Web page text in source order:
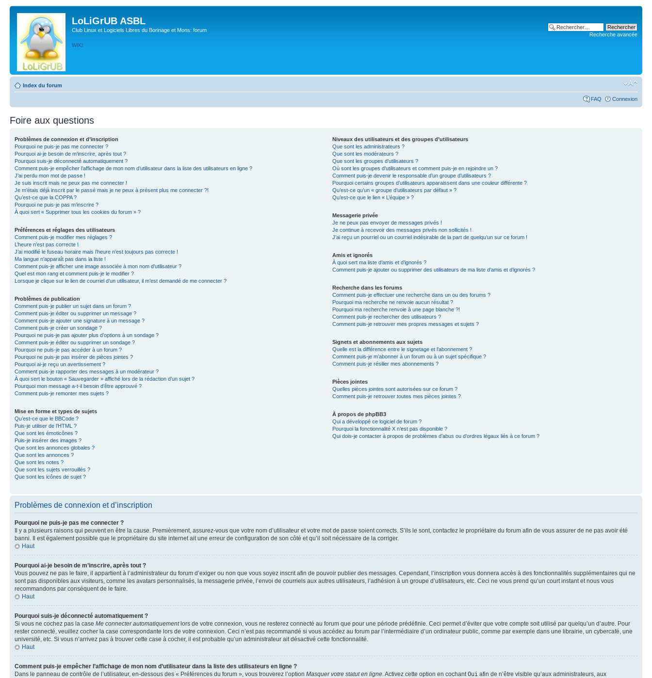
LoLiGrUB ASBL
Club Linux et Logiciels Libres du Borinage et Mons: forum
WIKI
Recherche avancée
Index du forum
FAQ Connexion
Foire aux questions
Problèmes de connexion et d’inscription
Pourquoi ne puis-je pas me connecter ?
Pourquoi ai-je besoin de m’inscrire, après tout ?
Pourquoi suis-je déconnecté automatiquement ?
Comment puis-je empêcher l’affichage de mon nom d’utilisateur dans la liste des utilisateurs en ligne ?
J’ai perdu mon mot de passe !
Je suis inscrit mais ne peux pas me connecter !
Je m’étais déjà inscrit par le passé mais je ne peux à présent plus me connecter ?!
Qu’est-ce que la COPPA ?
Pourquoi ne puis-je pas m’inscrire ?
À quoi sert « Supprimer tous les cookies du forum » ?
Préférences et réglages des utilisateurs
Comment puis-je modifier mes réglages ?
L’heure n’est pas correcte !
J’ai modifié le fuseau horaire mais l’heure n’est toujours pas correcte !
Ma langue n’apparaît pas dans la liste !
Comment puis-je afficher une image associée à mon nom d’utilisateur ?
Quel est mon rang et comment puis-je le modifier ?
Lorsque je clique sur le lien de courriel d’un utilisateur, il m’est demandé de me connecter ?
Problèmes de publication
Comment puis-je publier un sujet dans un forum ?
Comment puis-je éditer ou supprimer un message ?
Comment puis-je ajouter une signature à un message ?
Comment puis-je créer un sondage ?
Pourquoi ne puis-je pas ajouter plus d’options à un sondage ?
Comment puis-je éditer ou supprimer un sondage ?
Pourquoi ne puis-je pas accéder à un forum ?
Pourquoi ne puis-je pas insérer de pièces jointes ?
Pourquoi ai-je reçu un avertissement ?
Comment puis-je rapporter des messages à un modérateur ?
À quoi sert le bouton « Sauvegarder » affiché lors de la rédaction d’un sujet ?
Pourquoi mon message a-t-il besoin d’être approuvé ?
Comment puis-je remonter mes sujets ?
Mise en forme et types de sujets
Qu’est-ce que le BBCode ?
Puis-je utiliser de l’HTML ?
Que sont les émoticônes ?
Puis-je insérer des images ?
Que sont les annonces globales ?
Que sont les annonces ?
Que sont les notes ?
Que sont les sujets verrouillés ?
Que sont les icônes de sujet ?
Niveaux des utilisateurs et des groupes d’utilisateurs
Que sont les administrateurs ?
Que sont les modérateurs ?
Que sont les groupes d’utilisateurs ?
Où sont les groupes d’utilisateurs et comment puis-je en rejoindre un ?
Comment puis-je devenir le responsable d’un groupe d’utilisateurs ?
Pourquoi certains groupes d’utilisateurs apparaissent dans une couleur différente ?
Qu’est-ce qu’un « groupe d’utilisateurs par défaut » ?
Qu’est-ce que le lien « L’équipe » ?
Messagerie privée
Je ne peux pas envoyer de messages privés !
Je continue à recevoir des messages privés non sollicités !
J’ai reçu un pourriel ou un courriel indésirable de la part de quelqu’un sur ce forum !
Amis et ignorés
À quoi sert ma liste d’amis et d’ignorés ?
Comment puis-je ajouter ou supprimer des utilisateurs de ma liste d’amis et d’ignorés ?
Recherche dans les forums
Comment puis-je effectuer une recherche dans un ou des forums ?
Pourquoi ma recherche ne renvoie aucun résultat ?
Pourquoi ma recherche renvoie à une page blanche ?!
Comment puis-je rechercher des utilisateurs ?
Comment puis-je retrouver mes propres messages et sujets ?
Signets et abonnements aux sujets
Quelle est la différence entre le signetage et l’abonnement ?
Comment puis-je m’abonner à un forum ou à un sujet spécifique ?
Comment puis-je résilier mes abonnements ?
Pièces jointes
Quelles pièces jointes sont autorisées sur ce forum ?
Comment puis-je retrouver toutes mes pièces jointes ?
À propos de phpBB3
Qui a développé ce logiciel de forum ?
Pourquoi la fonctionnalité X n’est pas disponible ?
Qui dois-je contacter à propos de problèmes d’abus ou d’ordres légaux liés à ce forum ?
Problèmes de connexion et d’inscription
Pourquoi ne puis-je pas me connecter ?
Il y a plusieurs raisons qui peuvent en être la cause. Premièrement, assurez-vous que votre nom d’utilisateur et votre mot de passe soient corrects. S’ils le sont, contactez le propriétaire du forum afin de vous assurer de ne pas avoir été
banni. Il est également possible que le propriétaire du site internet ait une erreur de configuration de son côté et qu’il soit nécessaire de la corriger.
Haut
Pourquoi ai-je besoin de m’inscrire, après tout ?
Vous pouvez ne pas le faire, il appartient à l’administrateur du forum d’exiger ou non que vous soyez inscrit afin de pouvoir publier des messages. Cependant, l’inscription vous donnera accès à des fonctionnalités supplémentaires qui ne
sont pas disponibles aux visiteurs, comme les avatars personnalisés, la messagerie privée, l’envoi de courriels aux autres utilisateurs, l’adhésion à un groupe d’utilisateurs, etc. Ceci ne vous prend qu’un court instant et nous vous
recommandons par conséquent de le faire.
Haut
Pourquoi suis-je déconnecté automatiquement ?
Si vous ne cochez pas la case Me connecter automatiquementlors de votre connexion, vous ne resterez connecté au forum que pour une période prédéfinie. Ceci permet d’éviter que votre compte soit utilisé par quelqu’un d’autre. Pour
rester connecté, veuillez cocher la case correspondante lors de votre connexion. Ceci n’est pas recommandé si vous accédez au forum par l’intermédiaire d’un ordinateur public, comme par exemple dans une librairie, un cybercafé, une
université, etc. Si vous n’arrivez pas à trouver cette case à cocher, il est probable qu’un administrateur ait désactivé cette fonctionnalité.
Haut
Comment puis-je empêcher l’affichage de mon nom d’utilisateur dans la liste des utilisateurs en ligne ?
Dans le panneau de contrôle de l’utilisateur, en-dessous des « Préférences du forum », vous trouverez l’option Masquer votre statut en ligne. Activez cette option en cochantOui afin de n’être visible qu’aux administrateurs, aux